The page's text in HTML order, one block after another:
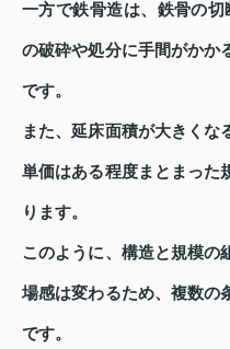
一方で鉄骨造は、鉄骨の
の破砕や処分に手間がかか
です。
また、延床面積が大きくな
単価はある程度まとまった
ります。
このように、構造と規模の
場感は変わるため、複数の
です。